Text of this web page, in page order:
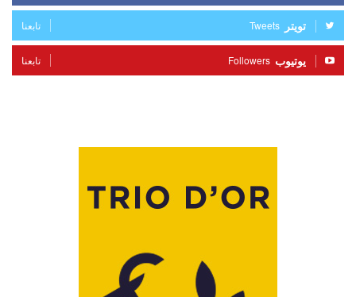
تويتر Tweets تابعنا
يوتيوب Followers تابعنا